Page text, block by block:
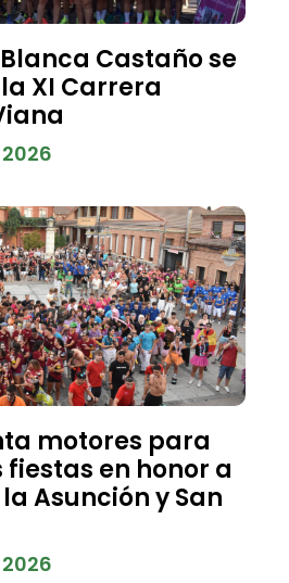
Castaño se
XI Carrera
motores para
en honor a
Asunción y San